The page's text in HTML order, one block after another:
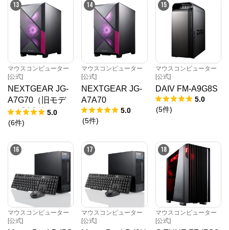
13
マウスコンピューター
[公式]
NEXTGEAR JG-
A7G70（旧モデ
ル / 販売終了）
5.0
(6件)
14
マウスコンピューター
[公式]
NEXTGEAR JG-
A7A70
5.0
(5件)
15
マウスコンピューター
[公式]
DAIV FM-A9G8S
5.0
(5件)
16
マウスコンピューター
[公式]
17
マウスコンピューター
[公式]
18
マウスコンピューター
[公式]